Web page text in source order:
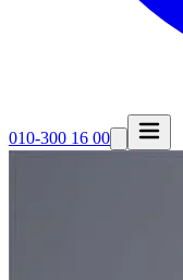
010-300 16 00